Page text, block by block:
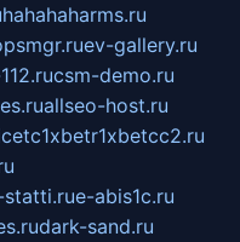
hahahaharms.ru
ev-gallery.ru
csm-demo.ru
allseo-host.ru
e-abis1c.ru
dark-sand.ru